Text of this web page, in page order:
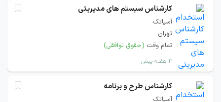
کارشناس سیستم های مدیریتی
آسیاتک
تهران
تمام وقت (حقوق توافقی)
۳ هفته پیش
کارشناس طرح و برنامه
آسیاتک